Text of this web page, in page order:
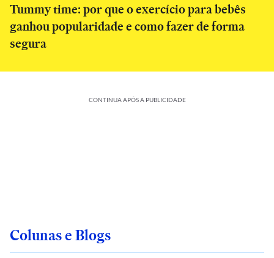
Tummy time: por que o exercício para bebês
ganhou popularidade e como fazer de forma
segura
CONTINUA APÓS A PUBLICIDADE
Colunas e Blogs